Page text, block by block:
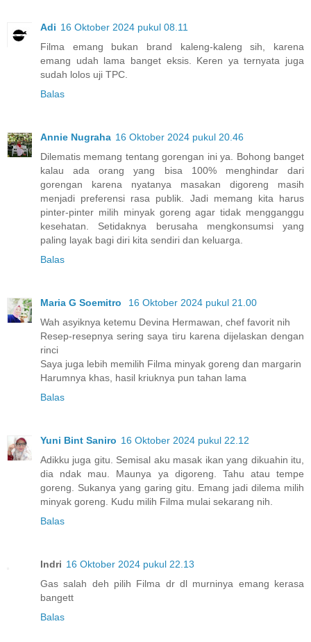
Adi 16 Oktober 2024 pukul 08.11
Filma emang bukan brand kaleng-kaleng sih, karena
emang udah lama banget eksis. Keren ya ternyata juga
sudah lolos uji TPC.
Balas
Annie Nugraha 16 Oktober 2024 pukul 20.46
Dilematis memang tentang gorengan ini ya. Bohong banget
kalau ada orang yang bisa 100% menghindar dari
gorengan karena nyatanya masakan digoreng masih
menjadi preferensi rasa publik. Jadi memang kita harus
pinter-pinter milih minyak goreng agar tidak mengganggu
kesehatan. Setidaknya berusaha mengkonsumsi yang
paling layak bagi diri kita sendiri dan keluarga.
Balas
Maria G Soemitro
16 Oktober 2024 pukul 21.00
Wah asyiknya ketemu Devina Hermawan, chef favorit nih
Resep-resepnya sering saya tiru karena dijelaskan dengan
rinci
Saya juga lebih memilih Filma minyak goreng dan margarin
Harumnya khas, hasil kriuknya pun tahan lama
Balas
Yuni Bint Saniro 16 Oktober 2024 pukul 22.12
Adikku juga gitu. Semisal aku masak ikan yang dikuahin itu,
dia ndak mau. Maunya ya digoreng. Tahu atau tempe
goreng. Sukanya yang garing gitu. Emang jadi dilema milih
minyak goreng. Kudu milih Filma mulai sekarang nih.
Balas
Indri 16 Oktober 2024 pukul 22.13
Gas salah deh pilih Filma dr dl murninya emang kerasa
bangett
Balas